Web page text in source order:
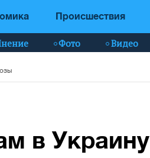
Происшествия
Фото Видео
в Украину